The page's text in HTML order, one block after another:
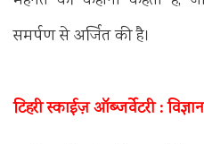
समर्पण से अर्जित की है।
टिहरी स्काईज़ ऑब्जर्वेटरी :